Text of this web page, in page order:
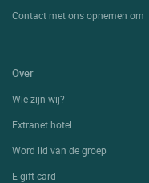
Contact met ons opnemen om
Over
Wie zijn wij?
Extranet hotel
Word lid van de groep
E-gift card